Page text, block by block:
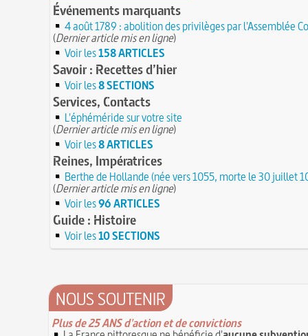
Événements marquants
4 août 1789 : abolition des privilèges par l'Assemblée
(Dernier article mis en ligne)
Voir les158 ARTICLES
Savoir : Recettes d’hier
Voir les8 SECTIONS
Services, Contacts
L'éphéméride sur votre site
(Dernier article mis en ligne)
Voir les8 ARTICLES
Reines, Impératrices
Berthe de Hollande (née vers 1055, morte le 30 juillet
(Dernier article mis en ligne)
Voir les96 ARTICLES
Guide : Histoire
Voir les10 SECTIONS
NOUS SOUTENIR
Plus de 25 ANS d'action et de convictions